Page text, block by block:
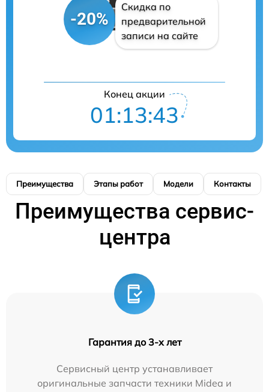
-20%
Скидка по
предварительной
записи на сайте
Конец акции
01:13:43
Преимущества Этапы работ Модели Контакты
Преимущества сервис-
центра
Гарантия до 3-х лет
Сервисный центр устанавливает
оригинальные запчасти техники Midea и